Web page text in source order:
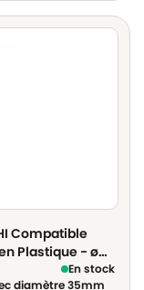
Compatible
Plastique - ø
En stock
diamètre 35mm